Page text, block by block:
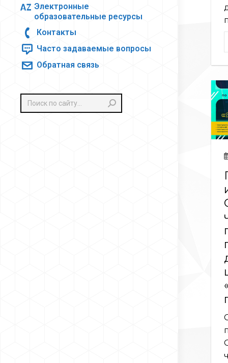
Электронные
образовательные ресурсы
Контакты
Часто задаваемые вопросы
Обратная связь
Поиск: